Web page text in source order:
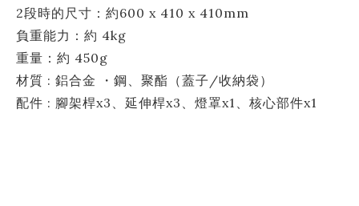
2段時的尺寸：約600 x 410 x 410mm
負重能力：約 4kg
重量：約 450g
材質 : 鋁合金 ・鋼、聚酯（蓋子/收納袋）
配件 : 腳架桿x3、延伸桿x3、燈罩x1、核心部件x1